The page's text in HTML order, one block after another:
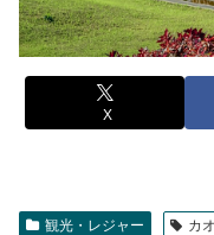
X
観光・レジャー カ